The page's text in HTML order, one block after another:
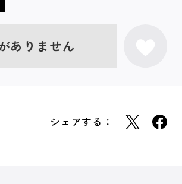
ありません
シェアする：